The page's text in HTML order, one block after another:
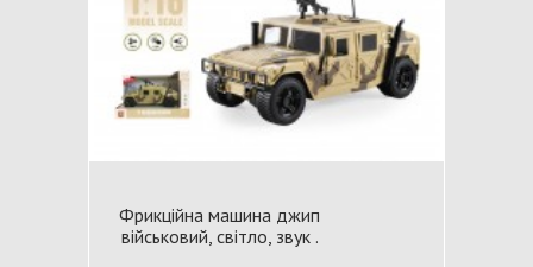
Фрикційна машина джип
військовий, світло, звук .